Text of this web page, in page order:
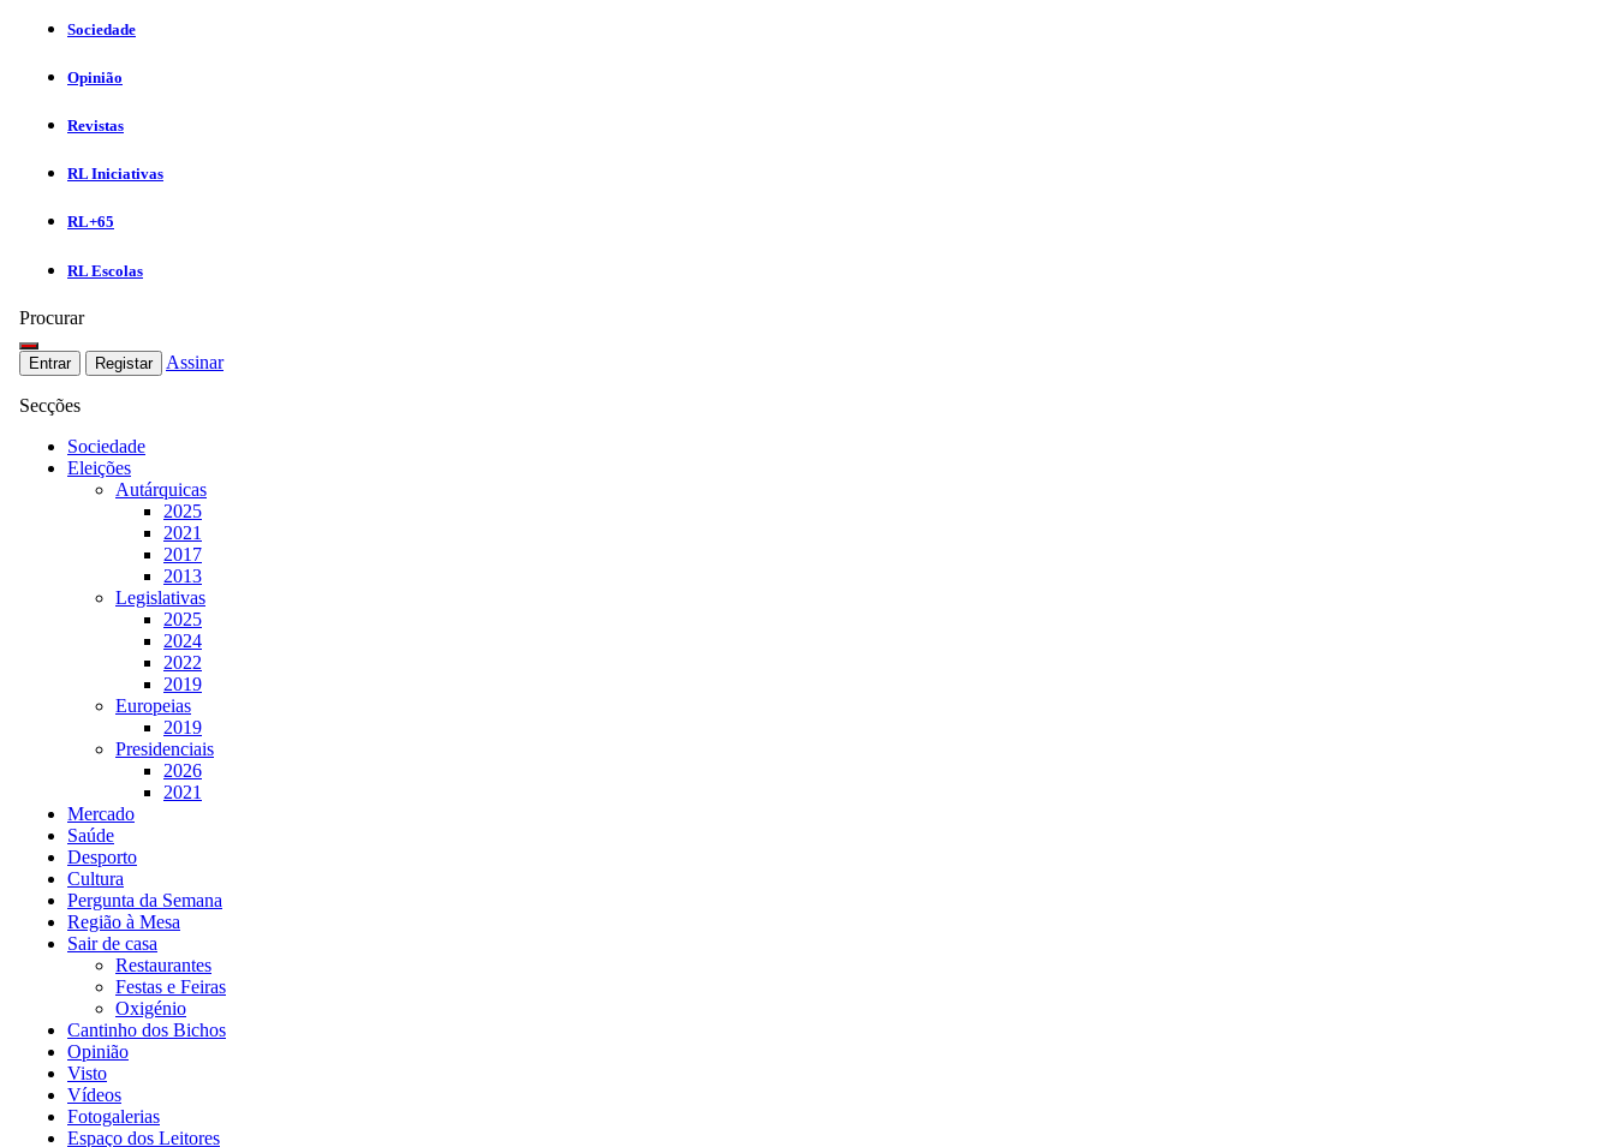
Sociedade
Opinião
Revistas
RL Iniciativas
RL+65
RL Escolas
Procurar
Entrar Registar Assinar
Secções
Sociedade
Eleições
Autárquicas
2025
2021
2017
2013
Legislativas
2025
2024
2022
2019
Europeias
2019
Presidenciais
2026
2021
Mercado
Saúde
Desporto
Cultura
Pergunta da Semana
Região à Mesa
Sair de casa
Restaurantes
Festas e Feiras
Oxigénio
Cantinho dos Bichos
Opinião
Visto
Vídeos
Fotogalerias
Espaço dos Leitores